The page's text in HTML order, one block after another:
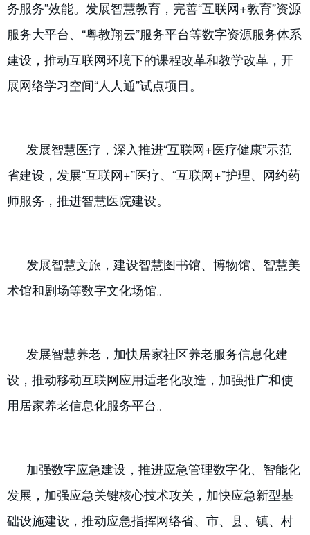
务服务”效能。发展智慧教育，完善“互联网+教育”资源
服务大平台、“粤教翔云”服务平台等数字资源服务体系
建设，推动互联网环境下的课程改革和教学改革，开
展网络学习空间“人人通”试点项目。
发展智慧医疗，深入推进“互联网+医疗健康”示范
省建设，发展“互联网+”医疗、“互联网+”护理、网约药
师服务，推进智慧医院建设。
发展智慧文旅，建设智慧图书馆、博物馆、智慧美
术馆和剧场等数字文化场馆。
发展智慧养老，加快居家社区养老服务信息化建
设，推动移动互联网应用适老化改造，加强推广和使
用居家养老信息化服务平台。
加强数字应急建设，推进应急管理数字化、智能化
发展，加强应急关键核心技术攻关，加快应急新型基
础设施建设，推动应急指挥网络省、市、县、镇、村